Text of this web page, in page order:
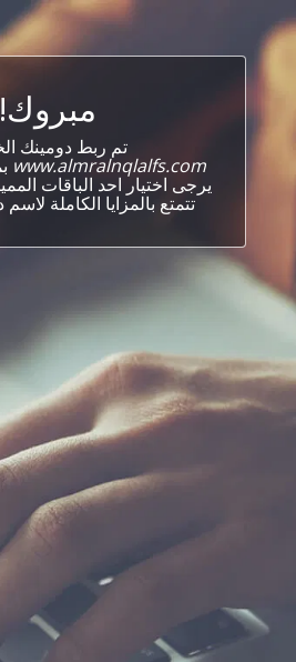
مبروك!
تم ربط دومينك
www.almralnqlalfs.com
يرجى اختيار احد الباقات
تتمتع بالمزايا الكاملة